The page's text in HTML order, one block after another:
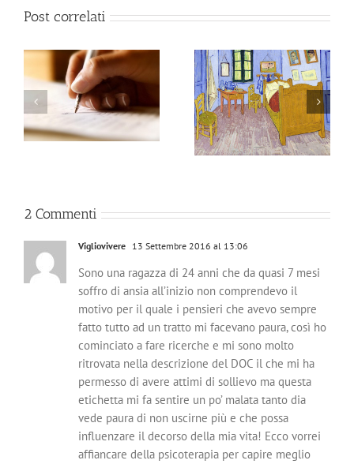
Post correlati
Le 12 stanze della tua
vita – Seminario
Psiche in Chat – Ansia
e Attacchi di panico
2 Commenti
Vigliovivere 13 Settembre 2016 al 13:06
Sono una ragazza di 24 anni che da quasi 7 mesi
soffro di ansia all’inizio non comprendevo il
motivo per il quale i pensieri che avevo sempre
fatto tutto ad un tratto mi facevano paura, così ho
cominciato a fare ricerche e mi sono molto
ritrovata nella descrizione del DOC il che mi ha
permesso di avere attimi di sollievo ma questa
etichetta mi fa sentire un po’ malata tanto dia
vede paura di non uscirne più e che possa
influenzare il decorso della mia vita! Ecco vorrei
affiancare della psicoterapia per capire meglio